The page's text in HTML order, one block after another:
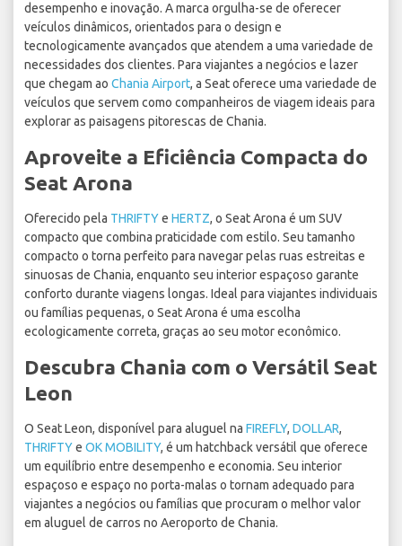
desempenho e inovação. A marca orgulha-se de oferecer
veículos dinâmicos, orientados para o design e
tecnologicamente avançados que atendem a uma variedade de
necessidades dos clientes. Para viajantes a negócios e lazer
que chegam ao Chania Airport, a Seat oferece uma variedade de
veículos que servem como companheiros de viagem ideais para
explorar as paisagens pitorescas de Chania.
Aproveite a Eficiência Compacta do
Seat Arona
Oferecido pela THRIFTYe HERTZ, o Seat Arona é um SUV
compacto que combina praticidade com estilo. Seu tamanho
compacto o torna perfeito para navegar pelas ruas estreitas e
sinuosas de Chania, enquanto seu interior espaçoso garante
conforto durante viagens longas. Ideal para viajantes individuais
ou famílias pequenas, o Seat Arona é uma escolha
ecologicamente correta, graças ao seu motor econômico.
Descubra Chania com o Versátil Seat
Leon
O Seat Leon, disponível para aluguel na FIREFLY, DOLLAR,
THRIFTYe OK MOBILITY, é um hatchback versátil que oferece
um equilíbrio entre desempenho e economia. Seu interior
espaçoso e espaço no porta-malas o tornam adequado para
viajantes a negócios ou famílias que procuram o melhor valor
em aluguel de carros no Aeroporto de Chania.